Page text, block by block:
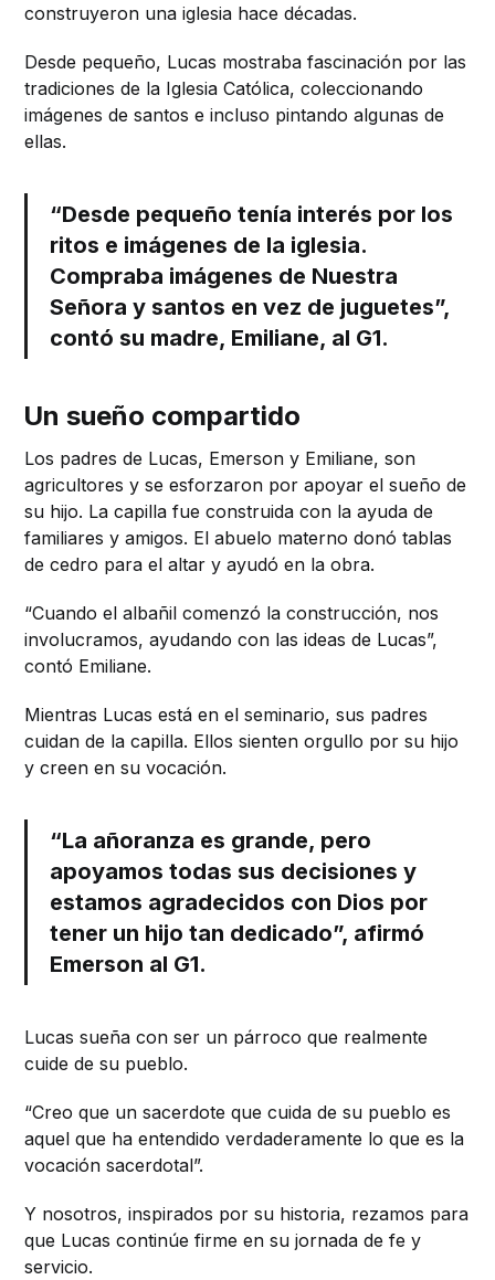
construyeron una iglesia hace décadas.
Desde pequeño, Lucas mostraba fascinación por las
tradiciones de la Iglesia Católica, coleccionando
imágenes de santos e incluso pintando algunas de
ellas.
“Desde pequeño tenía interés por los
ritos e imágenes de la iglesia.
Compraba imágenes de Nuestra
Señora y santos en vez de juguetes”,
contó su madre, Emiliane, al G1.
Un sueño compartido
Los padres de Lucas, Emerson y Emiliane, son
agricultores y se esforzaron por apoyar el sueño de
su hijo. La capilla fue construida con la ayuda de
familiares y amigos. El abuelo materno donó tablas
de cedro para el altar y ayudó en la obra.
“Cuando el albañil comenzó la construcción, nos
involucramos, ayudando con las ideas de Lucas”,
contó Emiliane.
Mientras Lucas está en el seminario, sus padres
cuidan de la capilla. Ellos sienten orgullo por su hijo
y creen en su vocación.
“La añoranza es grande, pero
apoyamos todas sus decisiones y
estamos agradecidos con Dios por
tener un hijo tan dedicado”, afirmó
Emerson al G1.
Lucas sueña con ser un párroco que realmente
cuide de su pueblo.
“Creo que un sacerdote que cuida de su pueblo es
aquel que ha entendido verdaderamente lo que es la
vocación sacerdotal”.
Y nosotros, inspirados por su historia, rezamos para
que Lucas continúe firme en su jornada de fe y
servicio.